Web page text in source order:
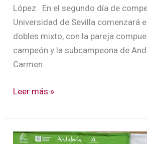
López. En el segundo día de
Universidad de Sevilla comenzará
dobles mixto, con la pareja
campeón y la subcampeona de
Carmen.
Leer más »
La